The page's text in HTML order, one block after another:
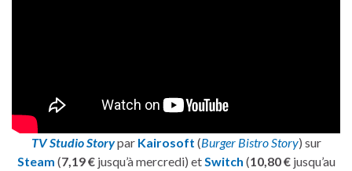
TV Studio Storypar Kairosoft (Burger Bistro Story) sur
Steam (7,19 €jusqu’à mercredi) et Switch (10,80 €jusqu’au